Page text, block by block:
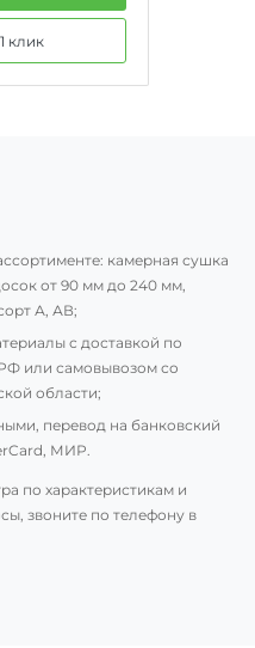
клик
камерная сушка
от 90 мм до 240 мм,
А, АВ;
с доставкой по
или самовывозом со
области;
перевод на банковский
МИР.
по характеристикам и
звоните по телефону в